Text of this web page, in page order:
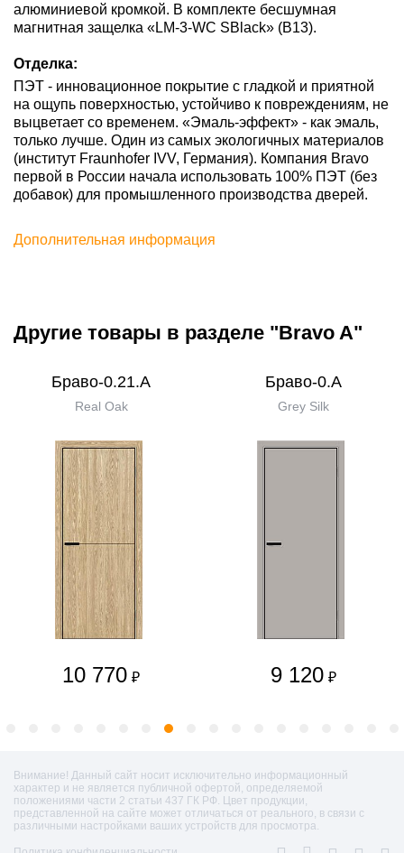
алюминиевой кромкой. В комплекте бесшумная
магнитная защелка «LM-3-WC SBlack» (В13).
Отделка:
ПЭТ - инновационное покрытие c гладкой и приятной
на ощупь поверхностью, устойчиво к повреждениям, не
выцветает со временем. «Эмаль-эффект» - как эмаль,
только лучше. Один из самых экологичных материалов
(институт Fraunhofer IVV, Германия). Компания Bravo
первой в России начала использовать 100% ПЭТ (без
добавок) для промышленного производства дверей.
Дополнительная информация
Другие товары в разделе "Bravo A"
Браво-0.21.А
Real Oak
10 770 ₽
Браво-0.А
Grey Silk
9 120 ₽
Внимание! Данный сайт носит исключительно информационный
характер и не является публичной офертой, определяемой
положениями части 2 статьи 437 ГК РФ. Цвет продукции,
представленной на сайте может отличаться от реального, в связи с
различными настройками ваших устройств для просмотра.